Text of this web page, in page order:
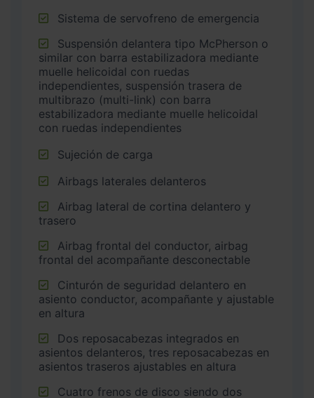
Sistema de servofreno de emergencia
similar con barra estabilizadora mediante
muelle helicoidal con ruedas
independientes, suspensión trasera de
multibrazo (multi-link) con barra
estabilizadora mediante muelle helicoidal
con ruedas independientes
Sujeción de carga
Airbags laterales delanteros
trasero
frontal del acompañante desconectable
asiento conductor, acompañante y ajustable
en altura
asientos delanteros, tres reposacabezas en
asientos traseros ajustables en altura